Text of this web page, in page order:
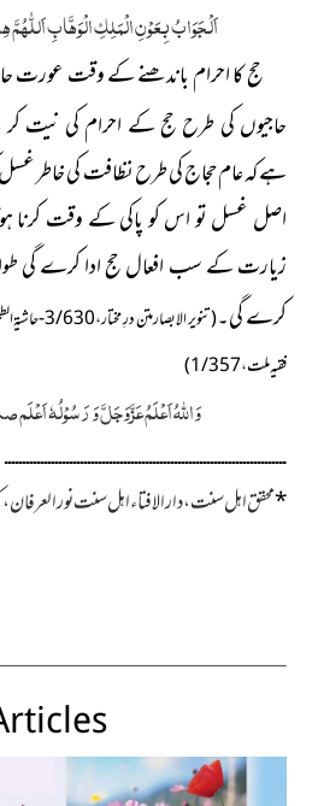
اَلْجَوَابُ بِعَوْنِ الْمَلِکِ الْوَھَّابِ
حج کا احرام باندھنے کے وقت عورت
حاجیوں کی طرح حج کے احرام کی نیت کر
ہے کہ عام حجاج کی طرح نظافت کی خاطر
اصل غسل تو اس کو پاکی کے وقت کرنا
زیارت کے سب افعال حج ادا کرے گی
کرےگی۔(تنویر الابصار متن درِ مختار،3/630-حاشیۃ الطحطاوی علی الدر المختار، 1/513-
فقیہ ملت،1/357)
وَاللہُ اَعْلَمُ عَزَّوَجَلَّ وَ رَسُوْلُہٗ اَعْلَم
ــــــــــــــــــــــــــــــــــــــــــــــــــــــــــــــــــــــــــــــ
*محقق اہل سنت، دارالافتاء اہل سنت نورالعرفان،